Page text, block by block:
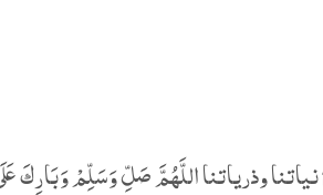
وذرياتنا اللَّهُمَّ صَلِّ وَسَلِّمْ وَبَارِكَ